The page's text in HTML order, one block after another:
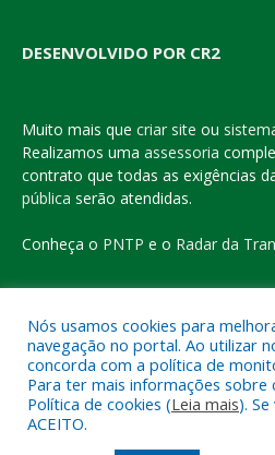
DESENVOLVIDO POR CR2
Muito mais que criar site ou
Realizamos uma assessoria
contrato que todas as exigências
pública serão atendidas.
Conheça o PNTP e o Radar da
Todos os direitos reservados a
do
Mapa do Site
Acessar o
Nós usamos cookies para
navegação no portal. Ao utilizar
concorda com a política de
Para ter mais informações sobre
Política de cookies (Leia mais).
ACEITO.